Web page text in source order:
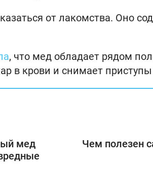
от лакомства. Оно
, что мед обладает рядом
в крови и снимает
мед
Чем полезен